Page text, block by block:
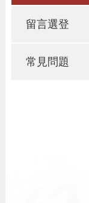
留言選登
常見問題